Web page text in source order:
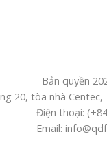
Bản quyền
20, tòa nhà Centec,
Điện thoại:
Email: